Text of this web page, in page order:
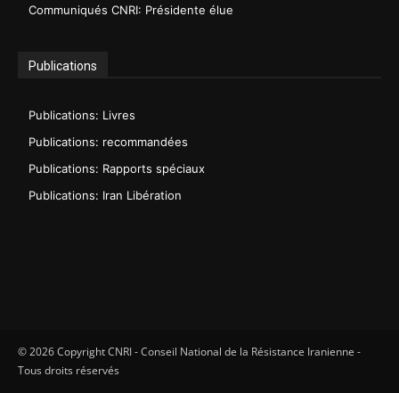
Communiqués CNRI: Présidente élue
Publications
Publications: Livres
Publications: recommandées
Publications: Rapports spéciaux
Publications: Iran Libération
© 2026 Copyright CNRI - Conseil National de la Résistance Iranienne -
Tous droits réservés